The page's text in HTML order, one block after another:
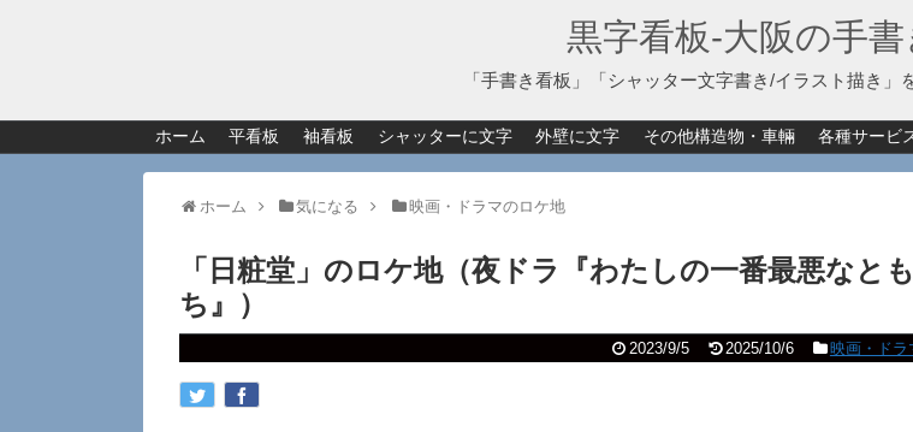
黒字看板‐大阪の手
「手書き看板」「シャッター文字書き/イラスト描き
ホーム 平看板 袖看板 シャッターに文字 外壁に文字 その他構造物・車輛 各種サービ
ホーム 気になる 映画・ドラマのロケ地
「日粧堂」のロケ地（夜ドラ『わたしの一番最悪なと
ち』）
2023/9/5 2025/10/6 映画・ドラ